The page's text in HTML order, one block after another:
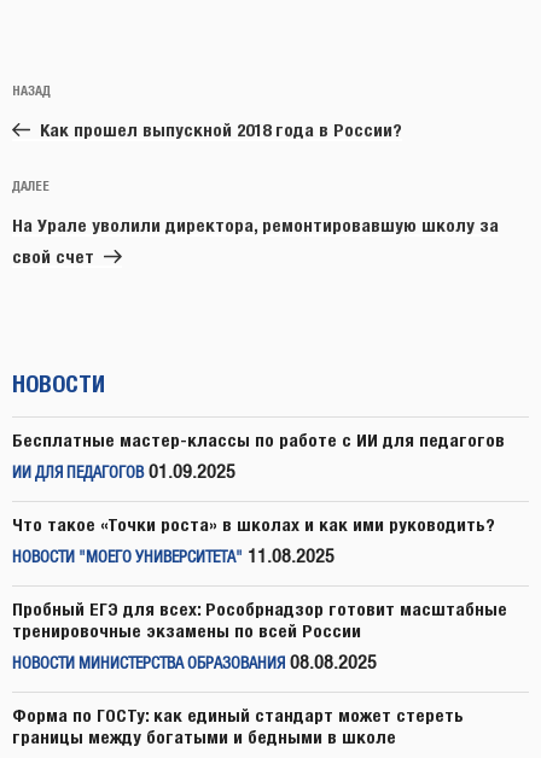
по
записям
Предыдущая
запись:
НАЗАД
Как прошел выпускной 2018 года в России?
Следующая
запись
ДАЛЕЕ
На Урале уволили директора, ремонтировавшую школу за
свой счет
НОВОСТИ
Бесплатные мастер-классы по работе с ИИ для педагогов
ИИ ДЛЯ ПЕДАГОГОВ 01.09.2025
Что такое «Точки роста» в школах и как ими руководить?
НОВОСТИ "МОЕГО УНИВЕРСИТЕТА" 11.08.2025
Пробный ЕГЭ для всех: Рособрнадзор готовит масштабные
тренировочные экзамены по всей России
НОВОСТИ МИНИСТЕРСТВА ОБРАЗОВАНИЯ 08.08.2025
Форма по ГОСТу: как единый стандарт может стереть
границы между богатыми и бедными в школе